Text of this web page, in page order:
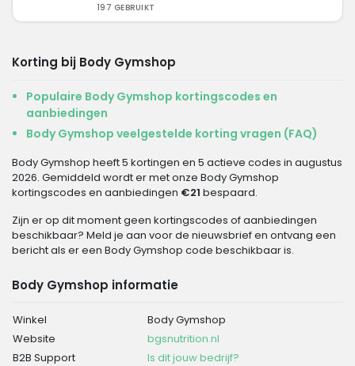
197 GEBRUIKT
Korting bij Body Gymshop
Populaire Body Gymshop kortingscodes en
aanbiedingen
Body Gymshop veelgestelde korting vragen (FAQ)
Body Gymshop heeft 5 kortingen en 5 actieve codes in augustus
2026. Gemiddeld wordt er met onze Body Gymshop
kortingscodes en aanbiedingen €21 bespaard.
Zijn er op dit moment geen kortingscodes of aanbiedingen
beschikbaar? Meld je aan voor de nieuwsbrief en ontvang een
bericht als er een Body Gymshop code beschikbaar is.
Body Gymshop informatie
Winkel
Body Gymshop
Website
bgsnutrition.nl
B2B Support
Is dit jouw bedrijf?